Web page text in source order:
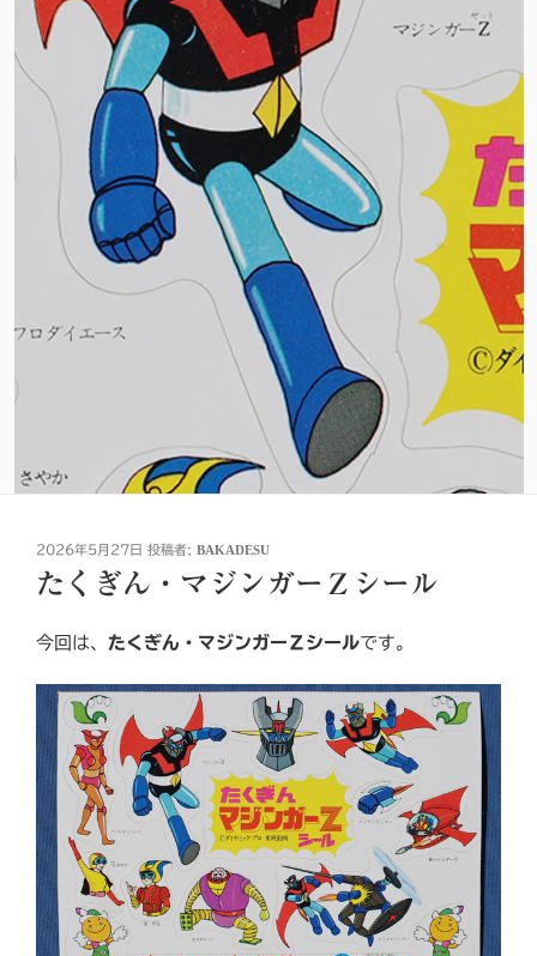
投
稿
日:
2026年5月27日 投稿者: BAKADESU
たくぎん・マジンガーＺシール
今回は、 たくぎん・マジンガーＺシールです。